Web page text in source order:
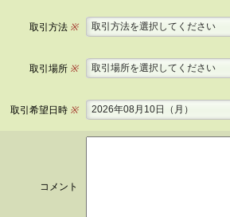
取引方法※ 取引方法を選択してください
取引場所※ 取引場所を選択してください
取引希望日時※ 2026年08月10日（月）
コメント